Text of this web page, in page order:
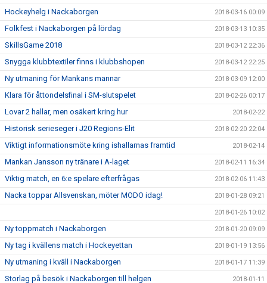
Hockeyhelg i Nackaborgen 2018-03-16 00:09
Folkfest i Nackaborgen på lördag 2018-03-13 10:35
SkillsGame 2018 2018-03-12 22:36
Snygga klubbtextiler finns i klubbshopen 2018-03-12 22:25
Ny utmaning för Mankans mannar 2018-03-09 12:00
Klara för åttondelsfinal i SM-slutspelet 2018-02-26 00:17
Lovar 2 hallar, men osäkert kring hur 2018-02-22
Historisk serieseger i J20 Regions-Elit 2018-02-20 22:04
Viktigt informationsmöte kring ishallarnas framtid 2018-02-14
Mankan Jansson ny tränare i A-laget 2018-02-11 16:34
Viktig match, en 6:e spelare efterfrågas 2018-02-06 11:43
Nacka toppar Allsvenskan, möter MODO idag! 2018-01-28 09:21
2018-01-26 10:02
Ny toppmatch i Nackaborgen 2018-01-20 09:09
Ny tag i kvällens match i Hockeyettan 2018-01-19 13:56
Ny utmaning i kväll i Nackaborgen 2018-01-17 11:39
Storlag på besök i Nackaborgen till helgen 2018-01-11